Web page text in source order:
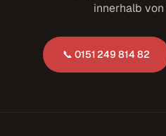
innerhalb
📞 0151 249 814 82